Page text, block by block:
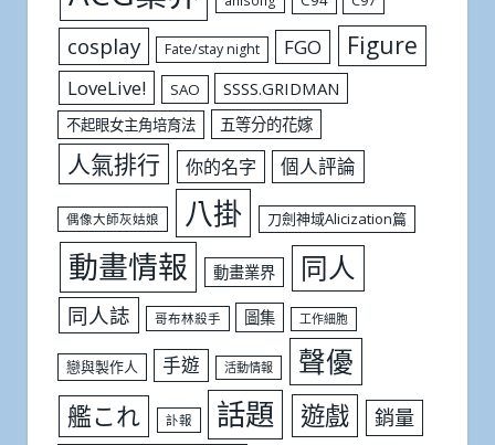
cosplay Fate/stay night FGO Figure
LoveLive! SAO SSSS.GRIDMAN
不起眼女主角培育法 五等分的花嫁
人氣排行 你的名字 個人評論
偶像大師灰姑娘 八掛 刀劍神域Alicization篇
動畫情報 動畫業界 同人
同人誌 哥布林殺手 圖集 工作細胞
戀與製作人 手遊 活動情報 聲優
艦これ 訃報 話題 遊戲 銷量